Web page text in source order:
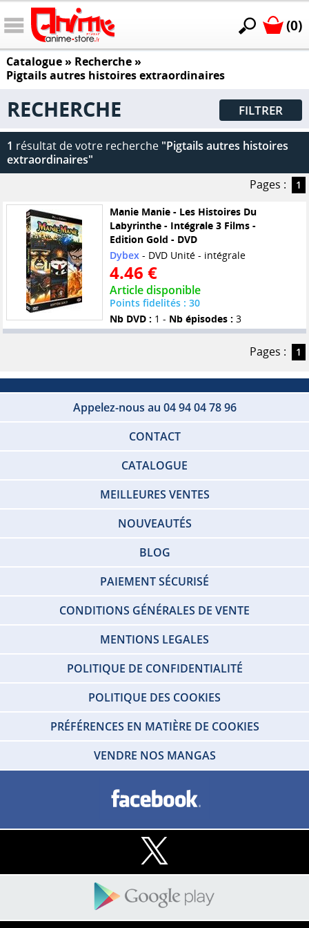
(0)
Catalogue» Recherche »
Pigtails autres histoires extraordinaires
RECHERCHE FILTRER
1 résultat de votre recherche "Pigtails autres histoires
extraordinaires"
Pages :
1
Manie Manie - Les Histoires Du
Labyrinthe - Intégrale 3 Films -
Edition Gold - DVD
Dybex- DVD Unité - intégrale
4.46 €
Article disponible
Points fidelités : 30
Nb DVD : 1 - Nb épisodes : 3
Pages : 1
Appelez-nous au 04 94 04 78 96
CONTACT
CATALOGUE
MEILLEURES VENTES
NOUVEAUTÉS
BLOG
PAIEMENT SÉCURISÉ
CONDITIONS GÉNÉRALES DE VENTE
MENTIONS LEGALES
POLITIQUE DE CONFIDENTIALITÉ
POLITIQUE DES COOKIES
PRÉFÉRENCES EN MATIÈRE DE COOKIES
VENDRE NOS MANGAS